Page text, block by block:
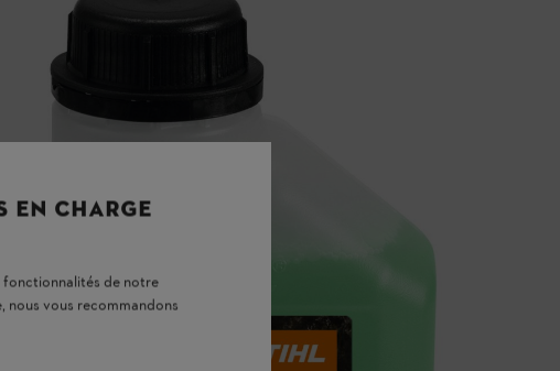
EN CHARGE
fonctionnalités de notre
vous recommandons